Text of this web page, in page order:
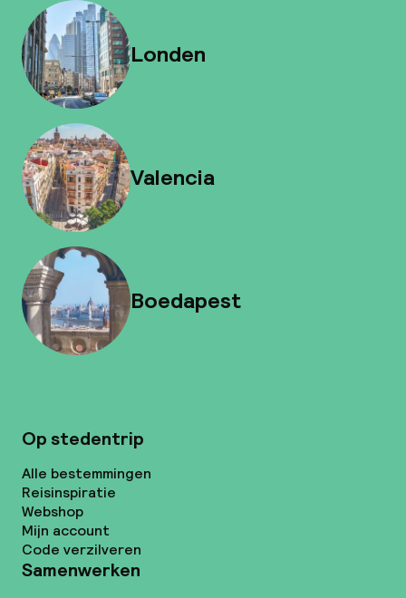
Londen
Valencia
Boedapest
Op stedentrip
Alle bestemmingen
Reisinspiratie
Webshop
Mijn account
Code verzilveren
Samenwerken